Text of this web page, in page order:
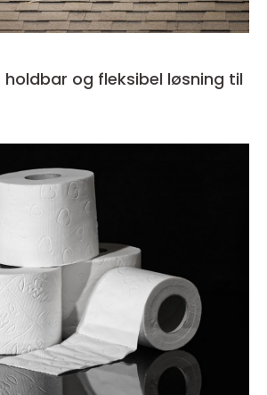
holdbar og fleksibel løsning til